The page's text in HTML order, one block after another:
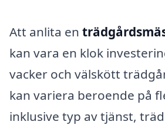
Att anlita en
kan vara en klok
vacker och välskött
kan variera beroende på
inklusive typ av tjänst,